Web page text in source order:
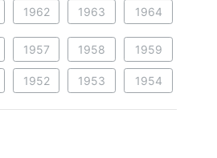
1962 1963 1964
1957 1958 1959
1952 1953 1954